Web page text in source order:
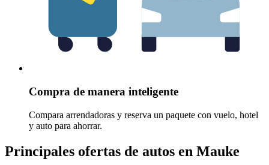
Compra de manera inteligente
Compara arrendadoras y reserva un paquete con vuelo, hotel
y auto para ahorrar.
Principales ofertas de autos en Mauke